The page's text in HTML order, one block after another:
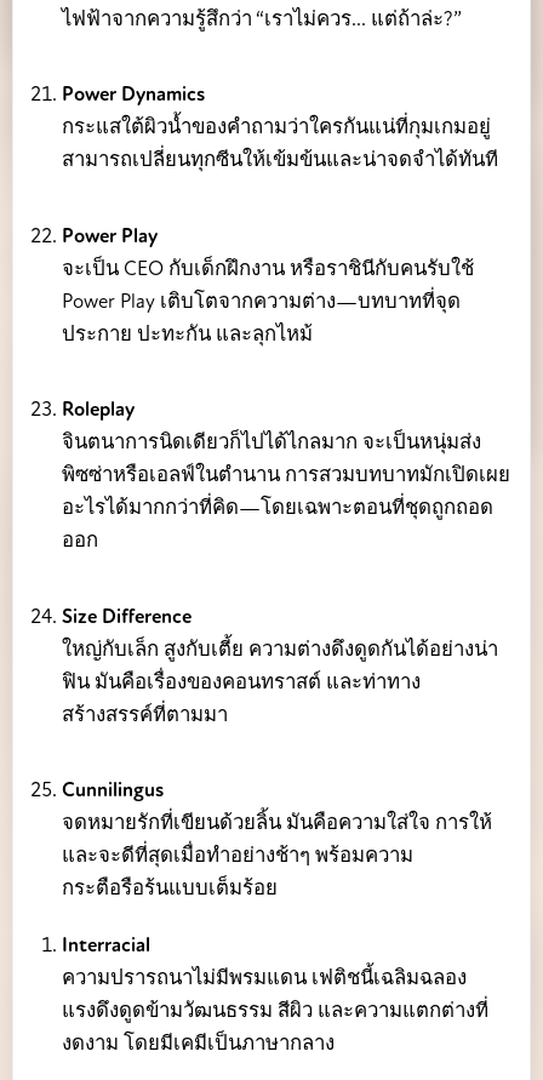
ไฟฟ้าจากความรู้สึกว่า “เราไม่ควร... แต่ถ้าล่ะ?”
Power Dynamics
กระแสใต้ผิวน้ำของคำถามว่าใครกันแน่ที่กุมเกมอยู่
สามารถเปลี่ยนทุกซีนให้เข้มข้นและน่าจดจำได้ทันที
Power Play
จะเป็น CEO กับเด็กฝึกงาน หรือราชินีกับคนรับใช้
Power Play เติบโตจากความต่าง—บทบาทที่จุด
ประกาย ปะทะกัน และลุกไหม้
Roleplay
จินตนาการนิดเดียวก็ไปได้ไกลมาก จะเป็นหนุ่มส่ง
พิซซ่าหรือเอลฟ์ในตำนาน การสวมบทบาทมักเปิดเผย
อะไรได้มากกว่าที่คิด—โดยเฉพาะตอนที่ชุดถูกถอด
ออก
Size Difference
ใหญ่กับเล็ก สูงกับเตี้ย ความต่างดึงดูดกันได้อย่างน่า
ฟิน มันคือเรื่องของคอนทราสต์ และท่าทาง
สร้างสรรค์ที่ตามมา
Cunnilingus
จดหมายรักที่เขียนด้วยลิ้น มันคือความใส่ใจ การให้
และจะดีที่สุดเมื่อทำอย่างช้าๆ พร้อมความ
กระตือรือร้นแบบเต็มร้อย
Interracial
ความปรารถนาไม่มีพรมแดน เฟติชนี้เฉลิมฉลอง
แรงดึงดูดข้ามวัฒนธรรม สีผิว และความแตกต่างที่
งดงาม โดยมีเคมีเป็นภาษากลาง